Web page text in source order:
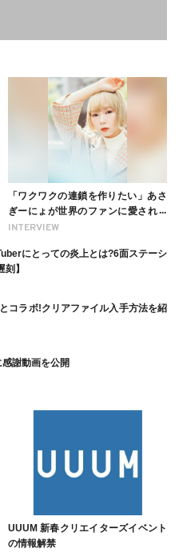
INTERVIEW
「ワクワクの連鎖を作りたい」あさ
ぎーにょが世界のファンに愛される
理由【インタビュー】
にとっての炎上とは?6面ステーシ
】
コラボ!クリアファイル入手方法を紹
謝動画を公開
UUUM 新春クリエイターズイベント
の情報解禁